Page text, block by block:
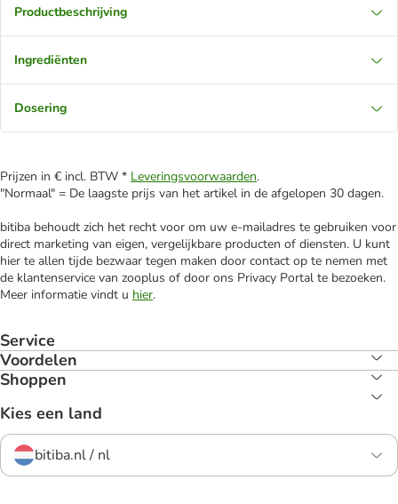
Productbeschrijving
Ingrediënten
Dosering
Prijzen in € incl. BTW * Leveringsvoorwaarden.
"Normaal" = De laagste prijs van het artikel in de afgelopen 30 dagen.
bitiba behoudt zich het recht voor om uw e-mailadres te gebruiken voor
direct marketing van eigen, vergelijkbare producten of diensten. U kunt
hier te allen tijde bezwaar tegen maken door contact op te nemen met
de klantenservice van zooplus of door ons Privacy Portal te bezoeken.
Meer informatie vindt u hier.
Service
Voordelen
Shoppen
Kies een land
bitiba.nl / nl